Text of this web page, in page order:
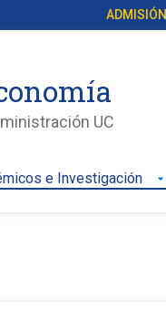
ADMISIÓN
UC
e Investigación arrow_drop_down